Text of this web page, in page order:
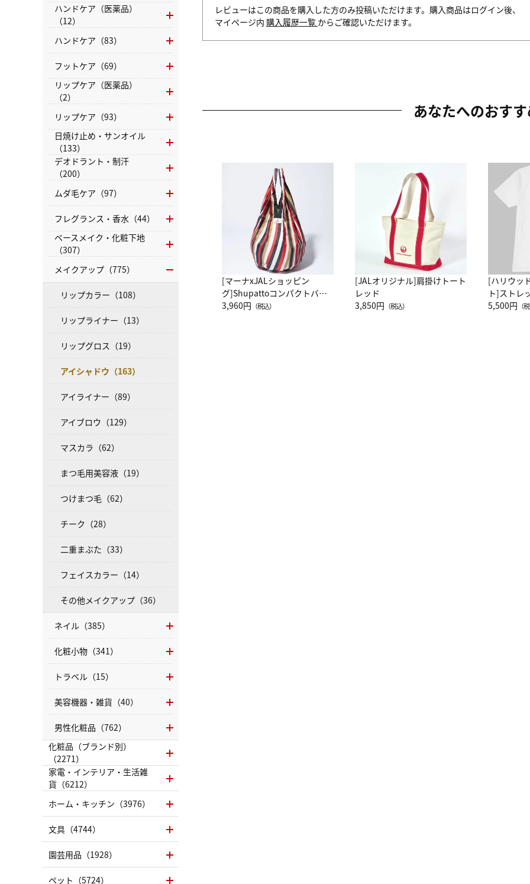
レビューはこの商品を購入した方のみ投稿いただけます。購入商品はログイン後、
マイページ内 購入履歴一覧 からご確認いただけます。
あなたへのおす
[マーナxJALショッピン
グ]Shupattoコンパクトバッ
グ Drop JAL客室乗務員
3,960円 （税込）
[JALオリジナル]肩掛けトート
レッド
3,850円 （税込）
[ハリウッ
ト]ストレ
ーネック
5,500円 （
ハンドケア（医薬品）
（12）
ハンドケア（83）
フットケア（69）
リップケア（医薬品）
（2）
リップケア（93）
日焼け止め・サンオイル
（133）
デオドラント・制汗
（200）
ムダ毛ケア（97）
フレグランス・香水（44）
ベースメイク・化粧下地
（307）
メイクアップ（775）
リップカラー（108）
リップライナー（13）
リップグロス（19）
アイシャドウ（163）
アイライナー（89）
アイブロウ（129）
マスカラ（62）
まつ毛用美容液（19）
つけまつ毛（62）
チーク（28）
二重まぶた（33）
フェイスカラー（14）
その他メイクアップ（36）
ネイル（385）
化粧小物（341）
トラベル（15）
美容機器・雑貨（40）
男性化粧品（762）
化粧品（ブランド別）
（2271）
家電・インテリア・生活雑
貨（6212）
ホーム・キッチン（3976）
文具（4744）
園芸用品（1928）
ペット（5724）